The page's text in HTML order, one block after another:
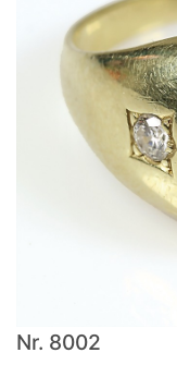
Nr. 8002